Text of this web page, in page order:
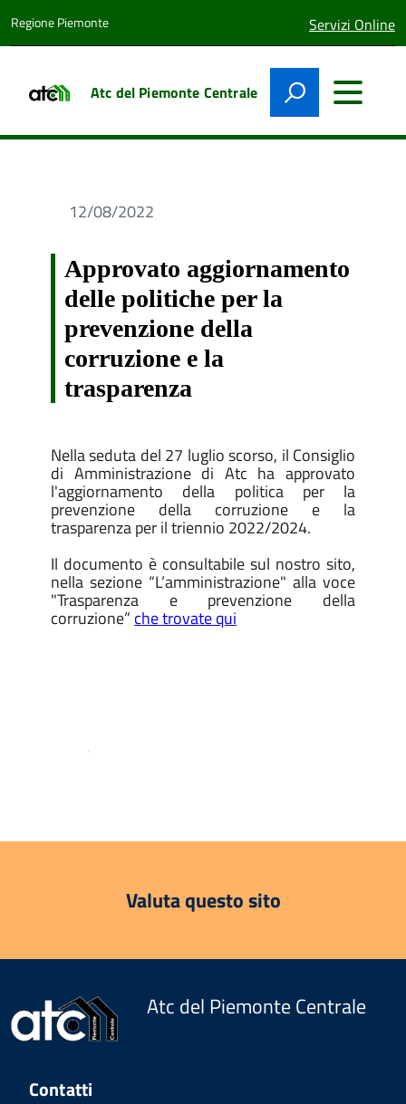
Regione Piemonte lingua
attiva:
Servizi Online
Atc del Piemonte Centrale
12/08/2022
Approvato aggiornamento
delle politiche per la
prevenzione della
corruzione e la
trasparenza
Nella seduta del 27 luglio scorso, il Consiglio
di Amministrazione di Atc ha approvato
l'aggiornamento della politica per la
prevenzione della corruzione e la
trasparenza per il triennio 2022/2024.
Il documento è consultabile sul nostro sito,
nella sezione “L’amministrazione" alla voce
"Trasparenza e prevenzione della
corruzione” che trovate qui
.
Valuta questo sito
Atc del Piemonte Centrale
Contatti